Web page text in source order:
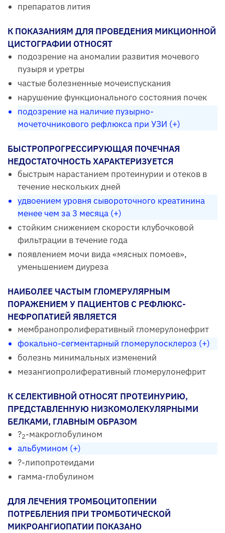
препаратов лития
К ПОКАЗАНИЯМ ДЛЯ ПРОВЕДЕНИЯ МИКЦИОННОЙ
ЦИСТОГРАФИИ ОТНОСЯТ
подозрение на аномалии развития мочевого
пузыря и уретры
частые болезненные мочеиспускания
нарушение функционального состояния почек
подозрение на наличие пузырно-
мочеточникового рефлюкса при УЗИ (+)
БЫСТРОПРОГРЕССИРУЮЩАЯ ПОЧЕЧНАЯ
НЕДОСТАТОЧНОСТЬ ХАРАКТЕРИЗУЕТСЯ
быстрым нарастанием протеинурии и отеков в
течение нескольких дней
удвоением уровня сывороточного креатинина
менее чем за 3 месяца (+)
стойким снижением скорости клубочковой
фильтрации в течение года
появлением мочи вида «мясных помоев»,
уменьшением диуреза
НАИБОЛЕЕ ЧАСТЫМ ГЛОМЕРУЛЯРНЫМ
ПОРАЖЕНИЕМ У ПАЦИЕНТОВ С РЕФЛЮКС-
НЕФРОПАТИЕЙ ЯВЛЯЕТСЯ
мембранопролиферативный гломерулонефрит
фокально-сегментарный гломерулосклероз (+)
болезнь минимальных изменений
мезангиопролиферативный гломерулонефрит
К СЕЛЕКТИВНОЙ ОТНОСЯТ ПРОТЕИНУРИЮ,
ПРЕДСТАВЛЕННУЮ НИЗКОМОЛЕКУЛЯРНЫМИ
БЕЛКАМИ, ГЛАВНЫМ ОБРАЗОМ
?2-макроглобулином
альбумином (+)
?-липопротеидами
гамма-глобулином
ДЛЯ ЛЕЧЕНИЯ ТРОМБОЦИТОПЕНИИ
ПОТРЕБЛЕНИЯ ПРИ ТРОМБОТИЧЕСКОЙ
МИКРОАНГИОПАТИИ ПОКАЗАНО